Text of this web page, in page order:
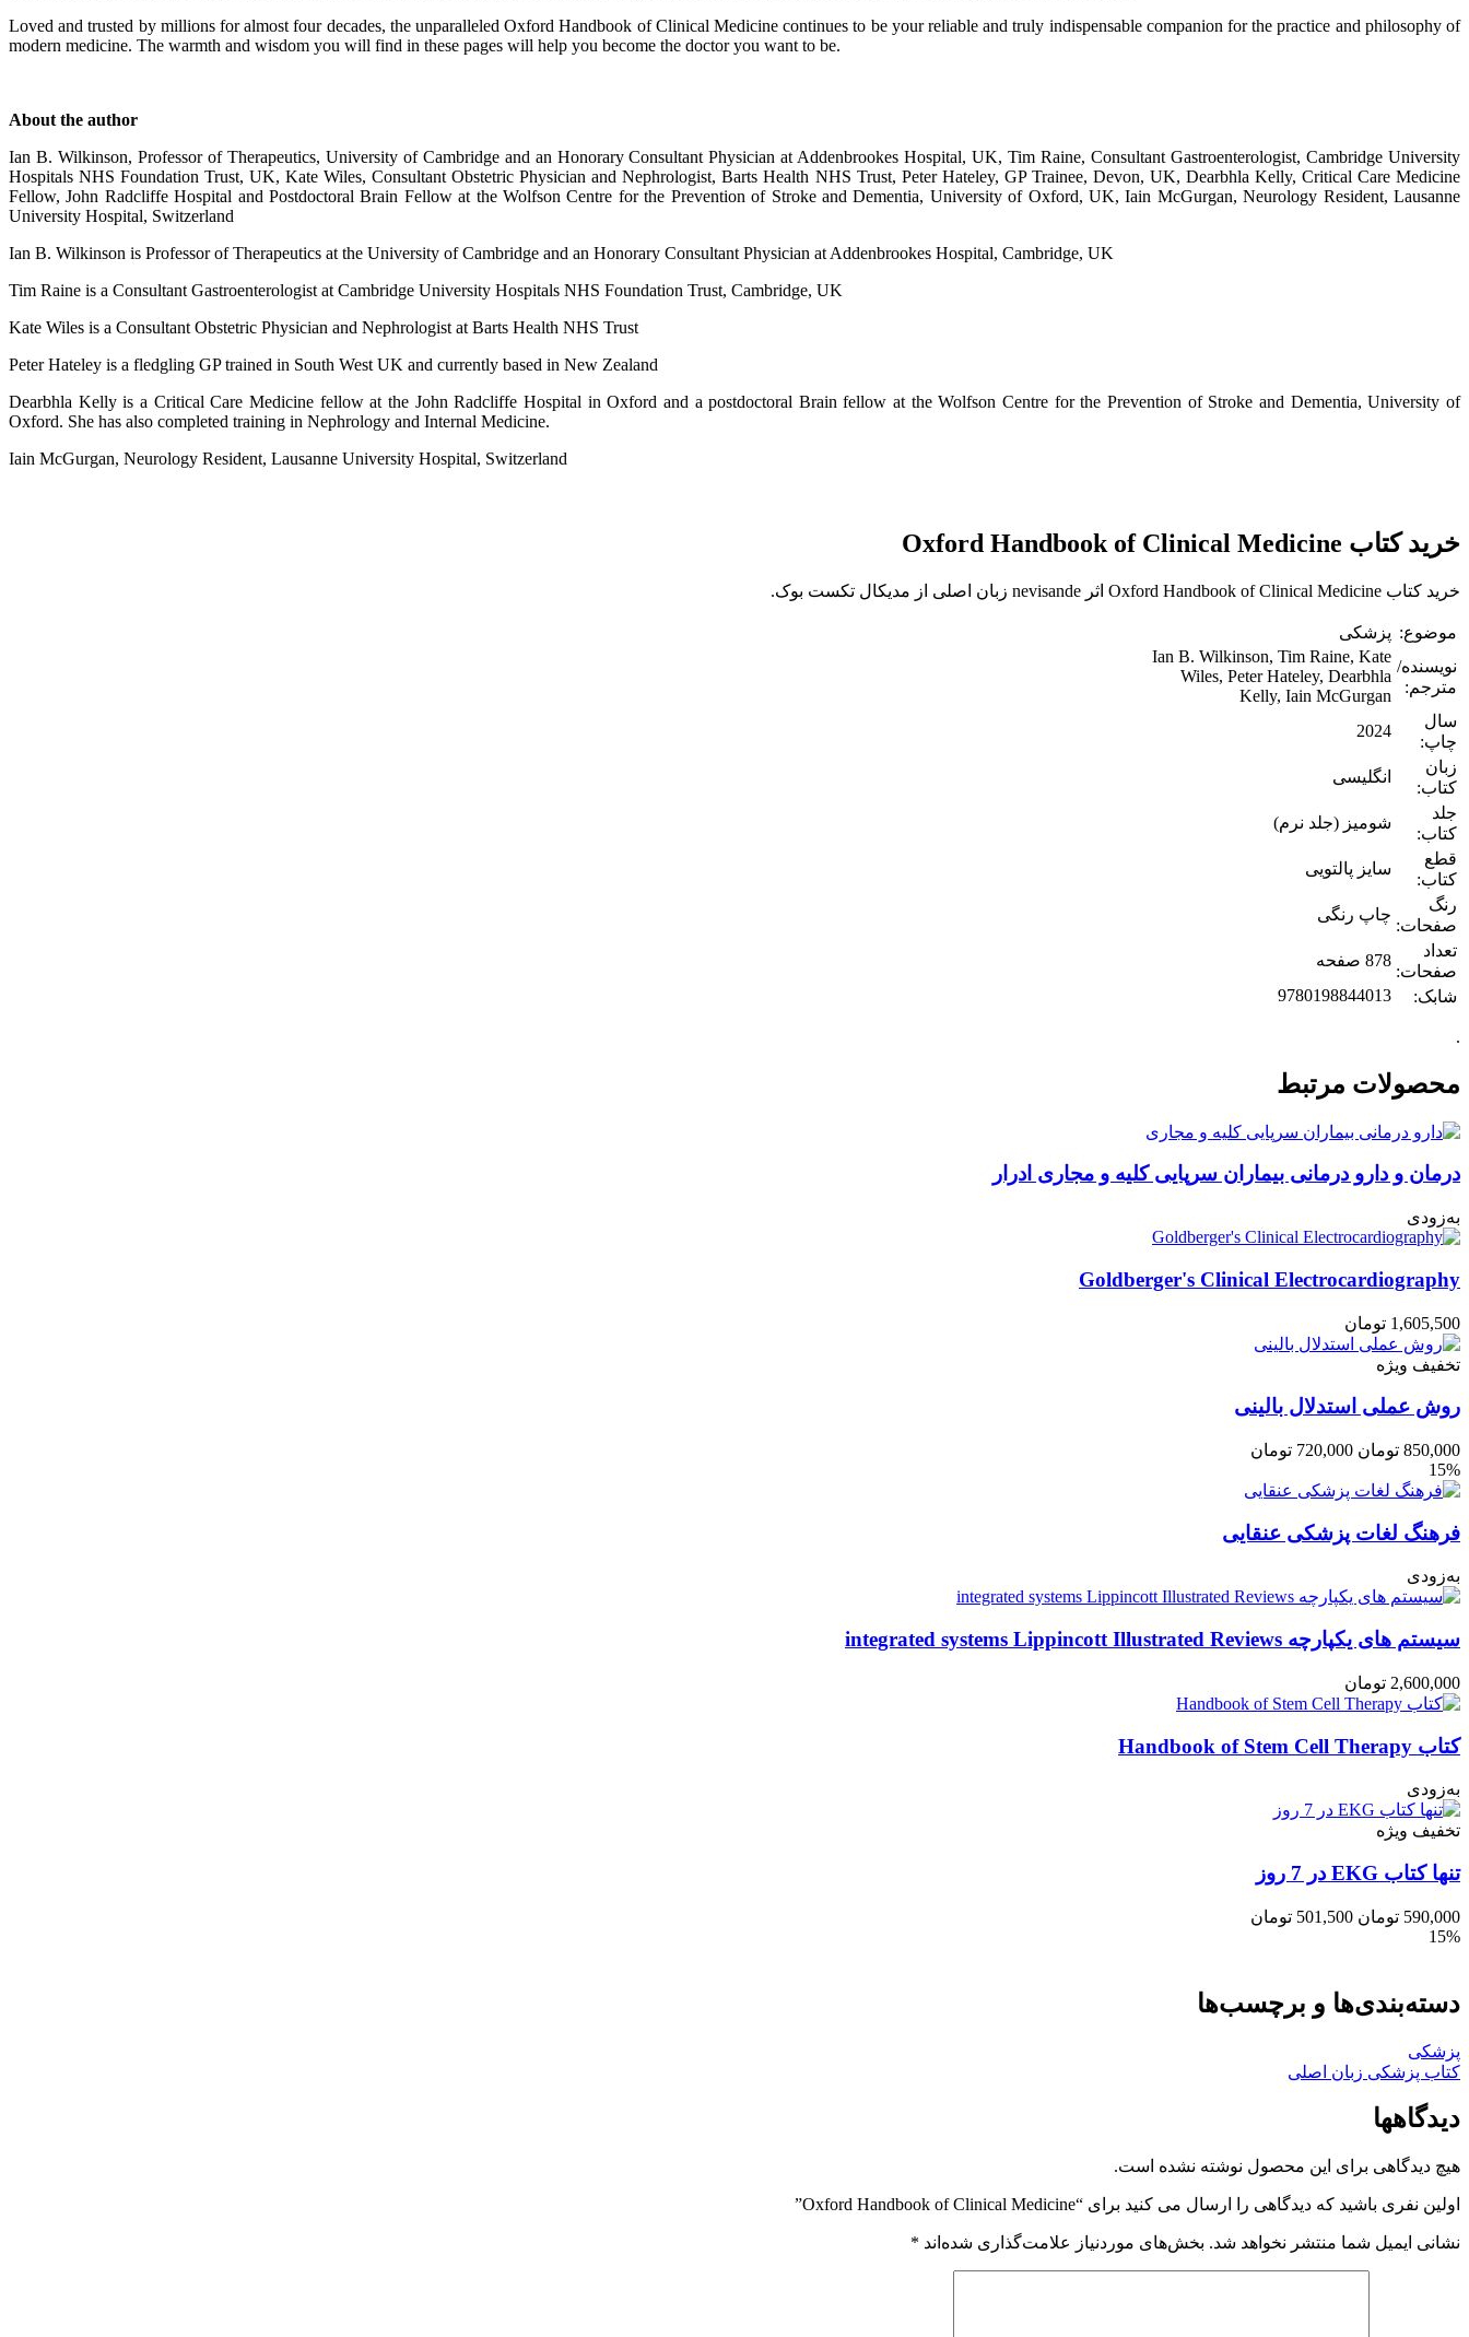
Loved and trusted by millions for almost four decades, the unparalleled Oxford Handbook of Clinical Medicine continues to be your reliable and truly indispensable companion for the practice and philosophy of
modern medicine. The warmth and wisdom you will find in these pages will help you become the doctor you want to be.
About the author
Ian B. Wilkinson, Professor of Therapeutics, University of Cambridge and an Honorary Consultant Physician at Addenbrookes Hospital, UK, Tim Raine, Consultant Gastroenterologist, Cambridge University
Hospitals NHS Foundation Trust, UK, Kate Wiles, Consultant Obstetric Physician and Nephrologist, Barts Health NHS Trust, Peter Hateley, GP Trainee, Devon, UK, Dearbhla Kelly, Critical Care Medicine
Fellow, John Radcliffe Hospital and Postdoctoral Brain Fellow at the Wolfson Centre for the Prevention of Stroke and Dementia, University of Oxford, UK, Iain McGurgan, Neurology Resident, Lausanne
University Hospital, Switzerland
Ian B. Wilkinson is Professor of Therapeutics at the University of Cambridge and an Honorary Consultant Physician at Addenbrookes Hospital, Cambridge, UK
Tim Raine is a Consultant Gastroenterologist at Cambridge University Hospitals NHS Foundation Trust, Cambridge, UK
Kate Wiles is a Consultant Obstetric Physician and Nephrologist at Barts Health NHS Trust
Peter Hateley is a fledgling GP trained in South West UK and currently based in New Zealand
Dearbhla Kelly is a Critical Care Medicine fellow at the John Radcliffe Hospital in Oxford and a postdoctoral Brain fellow at the Wolfson Centre for the Prevention of Stroke and Dementia, University of
Oxford. She has also completed training in Nephrology and Internal Medicine.
Iain McGurgan, Neurology Resident, Lausanne University Hospital, Switzerland
خرید کتاب Oxford Handbook of Clinical Medicine
خرید کتاب Oxford Handbook of Clinical Medicine اثر nevisande زبان اصلی از مدیکال تکست بوک.
موضوع: پزشکی
نویسنده/
مترجم:
Ian B. Wilkinson, Tim Raine, Kate
Wiles, Peter Hateley, Dearbhla
Kelly, Iain McGurgan
سال
چاپ:
2024
زبان
کتاب:
انگلیسی
جلد
کتاب:
شومیز (جلد نرم)
قطع
کتاب:
سایز پالتویی
رنگ
صفحات:
چاپ رنگی
تعداد
صفحات:
878 صفحه
شابک:
9780198844013
.
محصولات مرتبط
درمان و دارو درمانی بیماران سرپایی کلیه و مجاری ادرار
به‌زودی
Goldberger's Clinical Electrocardiography
1,605,500 تومان
تخفیف ویژه
روش عملی استدلال بالینی
850,000 تومان 720,000 تومان
15%
فرهنگ لغات پزشکی عنقایی
به‌زودی
سیستم های یکپارچه integrated systems Lippincott Illustrated Reviews
2,600,000 تومان
کتاب Handbook of Stem Cell Therapy
به‌زودی
تخفیف ویژه
تنها کتاب EKG در 7 روز
590,000 تومان 501,500 تومان
15%
دسته‌بندی‌ها و برچسب‌ها
پزشکی
کتاب پزشکی زبان اصلی
دیدگاهها
هیچ دیدگاهی برای این محصول نوشته نشده است.
اولین نفری باشید که دیدگاهی را ارسال می کنید برای “Oxford Handbook of Clinical Medicine”
نشانی ایمیل شما منتشر نخواهد شد. بخش‌های موردنیاز علامت‌گذاری شده‌اند *